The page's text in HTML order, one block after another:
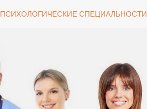
ПСИХОЛОГИЧЕСКИЕ СПЕЦИАЛЬНОСТИ